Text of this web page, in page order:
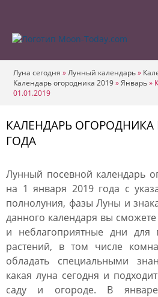
Луна сегодня »Лунный календарь»
Календарь огородника 2019»Январь»
01.01.2019
КАЛЕНДАРЬ ОГОРОДНИКА
ГОДА
Лунный посевной календарь
на 1 января 2019 года с
полнолуния, фазы Луны и
данного календаря вы
и неблагоприятные дни для
растений, в том числе
обладать специальными
какая луна сегодня и
саду и огороде. В